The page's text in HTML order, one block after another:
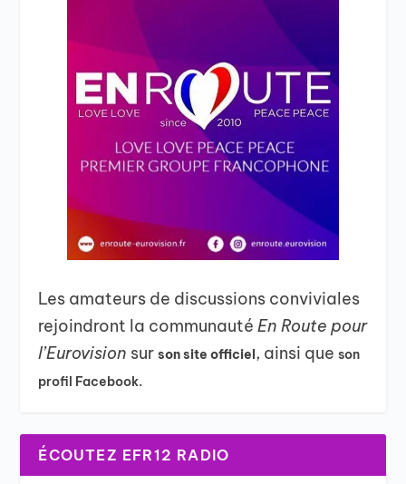
Les amateurs de discussions conviviales
rejoindront la communautéEn Route pour
l’Eurovision surson site officiel , ainsi queson
profil Facebook.
ÉCOUTEZ EFR12 RADIO